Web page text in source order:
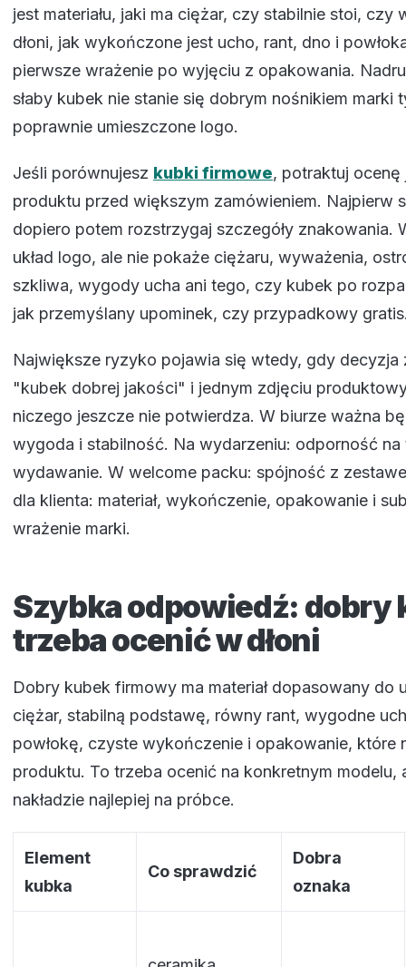
jest materiału, jaki ma ciężar, czy stabilnie stoi, czy
dłoni, jak wykończone jest ucho, rant, dno i
pierwsze wrażenie po wyjęciu z opakowania.
słaby kubek nie stanie się dobrym nośnikiem marki
poprawnie umieszczone logo.
Jeśli porównujesz kubki firmowe, potraktuj
produktu przed większym zamówieniem. Najpierw
dopiero potem rozstrzygaj szczegóły znakowania.
układ logo, ale nie pokaże ciężaru, wyważenia,
szkliwa, wygody ucha ani tego, czy kubek po
jak przemyślany upominek, czy przypadkowy
Największe ryzyko pojawia się wtedy, gdy decyzja
"kubek dobrej jakości" i jednym zdjęciu
niczego jeszcze nie potwierdza. W biurze ważna
wygoda i stabilność. Na wydarzeniu: odporność na
wydawanie. W welcome packu: spójność z
dla klienta: materiał, wykończenie, opakowanie i
wrażenie marki.
Szybka odpowiedź: dobry
trzeba ocenić w dłoni
Dobry kubek firmowy ma materiał dopasowany do
ciężar, stabilną podstawę, równy rant, wygodne
powłokę, czyste wykończenie i opakowanie, które
produktu. To trzeba ocenić na konkretnym modelu,
nakładzie najlepiej na próbce.
Element
kubka
Co sprawdzić
Dobra
oznaka